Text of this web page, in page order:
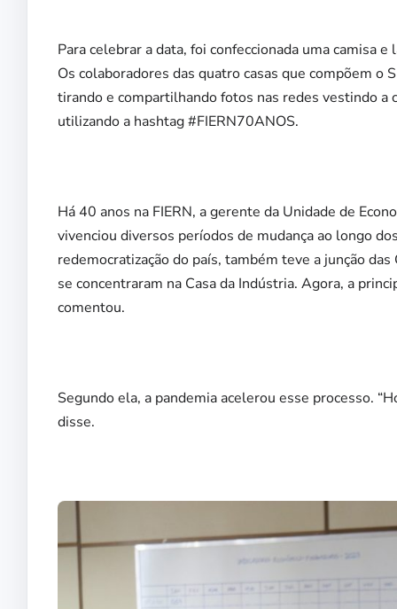
Para celebrar a data, foi confeccionada uma camisa
Os colaboradores das quatro casas que compõem o
tirando e compartilhando fotos nas redes vestindo a
utilizando a hashtag #FIERN70ANOS.
Há 40 anos na FIERN, a gerente da Unidade de
vivenciou diversos períodos de mudança ao longo
redemocratização do país, também teve a junção
se concentraram na Casa da Indústria. Agora, a
comentou.
Segundo ela, a pandemia acelerou esse processo.
disse.